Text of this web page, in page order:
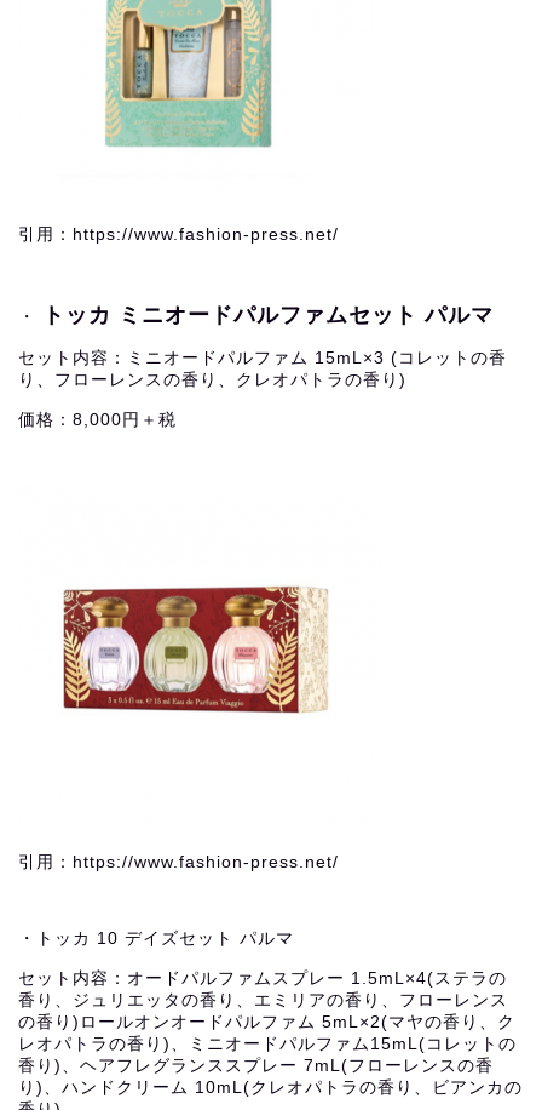
引用：https://www.fashion-press.net/
・ トッカ ミニオードパルファムセット パルマ
セット内容：ミニオードパルファム 15mL×3 (コレットの香
り、フローレンスの香り、クレオパトラの香り)
価格：8,000円＋税
引用：https://www.fashion-press.net/
・トッカ 10 デイズセット パルマ
セット内容：オードパルファムスプレー 1.5mL×4(ステラの
香り、ジュリエッタの香り、エミリアの香り、フローレンス
の香り)ロールオンオードパルファム 5mL×2(マヤの香り、ク
レオパトラの香り)、ミニオードパルファム15mL(コレットの
香り)、ヘアフレグランススプレー 7mL(フローレンスの香
り)、ハンドクリーム 10mL(クレオパトラの香り、ビアンカの